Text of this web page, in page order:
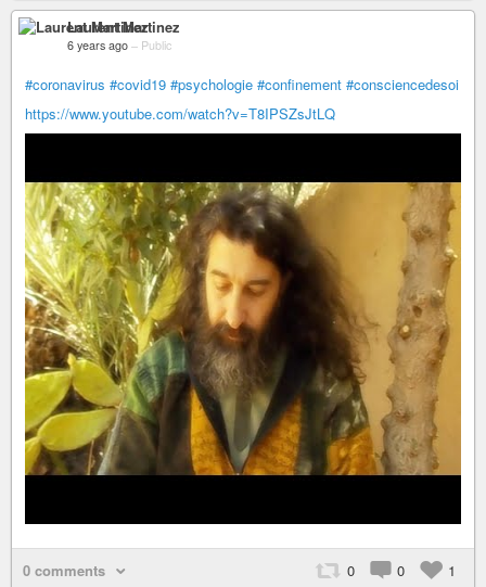
Laurent Martinez
6 years ago – Public
#coronavirus #covid19 #psychologie #confinement #consciencedesoi
https://www.youtube.com/watch?v=T8IPSZsJtLQ
0 comments 0 0 1